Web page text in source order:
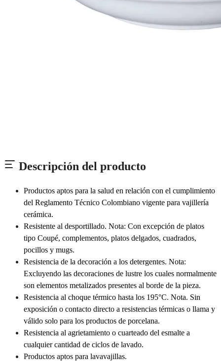
Descripción del producto
Productos aptos para la salud en relación con el cumplimiento
del Reglamento Técnico Colombiano vigente para vajillería
cerámica.
Resistente al desportillado. Nota: Con excepción de platos
tipo Coupé, complementos, platos delgados, cuadrados,
pocillos y mugs.
Resistencia de la decoración a los detergentes. Nota:
Excluyendo las decoraciones de lustre los cuales normalmente
son elementos metalizados presentes al borde de la pieza.
Resistencia al choque térmico hasta los 195°C. Nota. Sin
exposición o contacto directo a resistencias térmicas o llama y
válido solo para los productos de porcelana.
Resistencia al agrietamiento o cuarteado del esmalte a
cualquier cantidad de ciclos de lavado.
Productos aptos para lavavajillas.